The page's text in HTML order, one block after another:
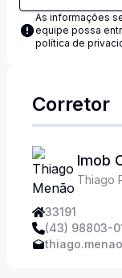
As informações
equipe possa
política de
Corretor
Imob
Thiago
33191
(43) 98803-